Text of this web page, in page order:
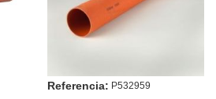
Referencia: P532959